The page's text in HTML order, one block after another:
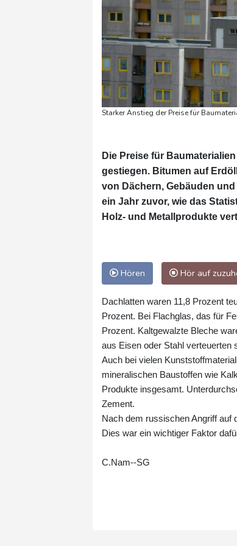
Starker Anstieg der Preise für
Die Preise für
gestiegen. Bitumen auf
von Dächern, Gebäuden
ein Jahr zuvor, wie das
Holz- und Metallprodukte
Hören Hör auf
Dachlatten waren 11,8 Prozent
Prozent. Bei Flachglas, das für
Prozent. Kaltgewalzte Bleche
aus Eisen oder Stahl verteuerten
Auch bei vielen
mineralischen Baustoffen wie
Produkte insgesamt.
Zement.
Nach dem russischen Angriff auf
Dies war ein wichtiger Faktor
C.Nam--SG